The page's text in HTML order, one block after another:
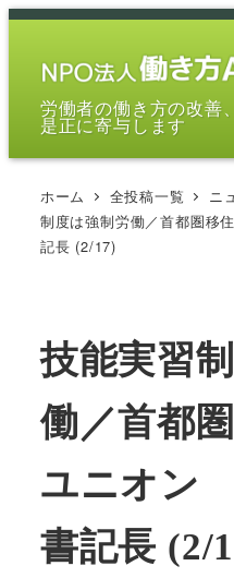
メ
労働者の働き方の改善
是正に寄与します
ホーム 全投稿一覧 ニ
制度は強制労働／首都圏移
記長 (2/17)
技能実習
働／首都
ユニオン
書記長 (2/